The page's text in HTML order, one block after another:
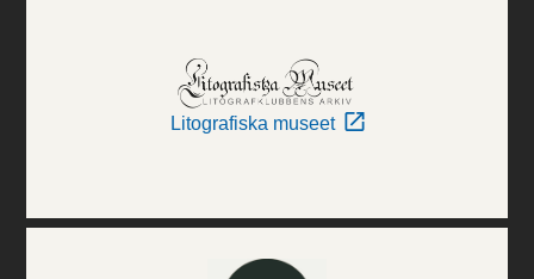
Litografiska museet